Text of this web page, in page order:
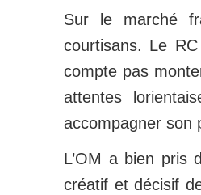
Sur le marché
courtisans. Le
compte pas
attentes
accompagner son
L’OM a bien pris
créatif et décisif